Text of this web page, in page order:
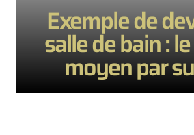
Exemple de
salle de bain :
moyen par